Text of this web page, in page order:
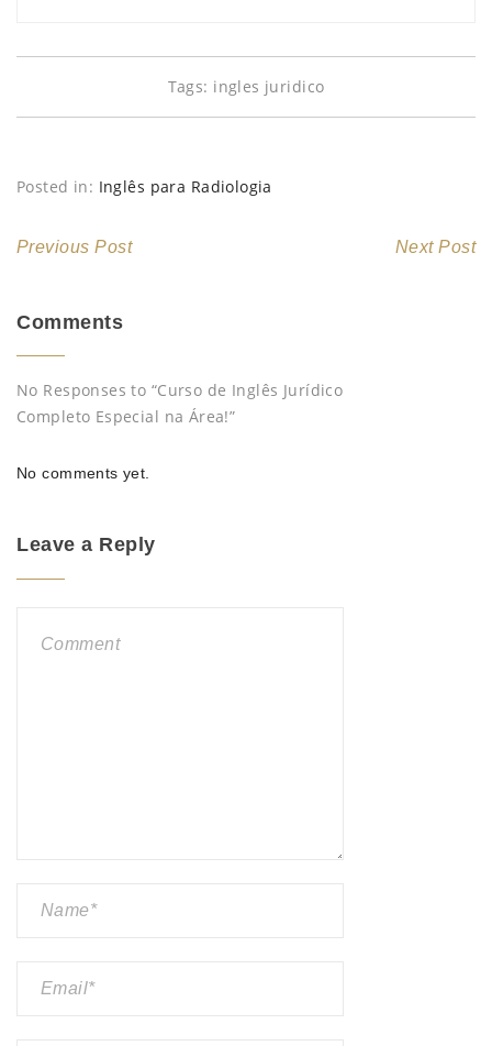
Tags: ingles juridico
Posted in: Inglês para Radiologia
Previous Post Next Post
Comments
No Responses to “Curso de Inglês Jurídico
Completo Especial na Área!”
No comments yet.
Leave a Reply